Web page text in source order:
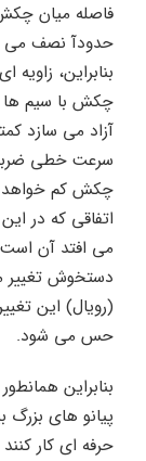
فاصله میان
حدودآ نصف می
بنابراین، زاویه
چکش با سیم ها
آزاد می سازد
سرعت خطی
چکش کم
اتفاقی که در
می افتد آن
دستخوش تغییر
(رویال) این
حس می شود.
بنابراین
پیانو های بزرگ
حرفه ای کار